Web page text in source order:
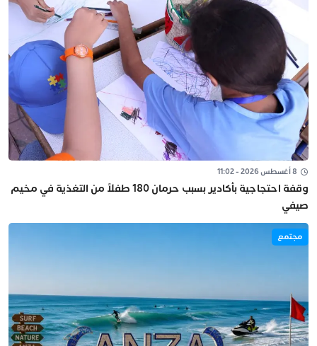
8 أغسطس 2026 - 11:02
وقفة احتجاجية بأكادير بسبب حرمان 180 طفلاً من التغذية في مخيم
صيفي
مجتمع